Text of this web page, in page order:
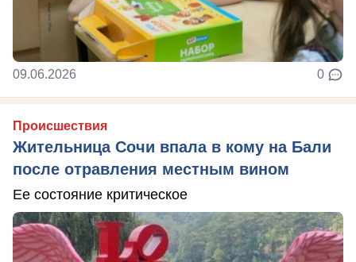
09.06.2026 0
Происшествия
Жительница Сочи впала в кому на Бали
после отравления местным вином
Ее состояние критическое